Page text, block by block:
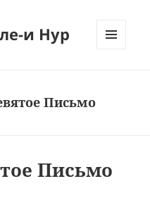
и Нур
Письмо
Письмо